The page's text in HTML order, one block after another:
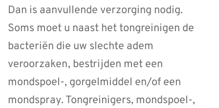
Dan is aanvullende verzorging nodig.
Soms moet u naast het tongreinigen de
bacteriën die uw slechte adem
veroorzaken, bestrijden met een
mondspoel-, gorgelmiddel en/of een
mondspray. Tongreinigers, mondspoel-,